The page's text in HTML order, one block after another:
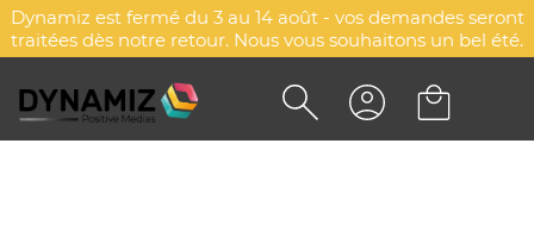
Dynamiz est fermé du 3 au 14 août - vos demandes seront
traitées dès notre retour. Nous vous souhaitons un bel été.
RUBAN SATIN BLEU
MOVEMBER AVEC ÉPINGLE